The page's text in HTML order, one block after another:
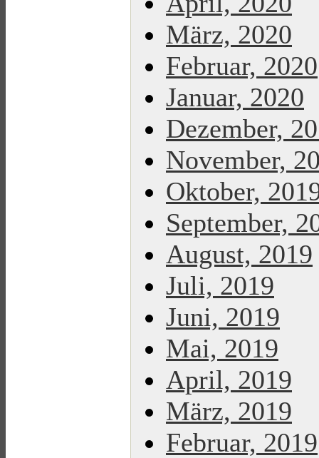
März, 2020
Februar, 2020
Januar, 2020
Dezember,
November,
Oktober,
September,
August, 2019
Juli, 2019
Juni, 2019
Mai, 2019
April, 2019
März, 2019
Februar, 2019